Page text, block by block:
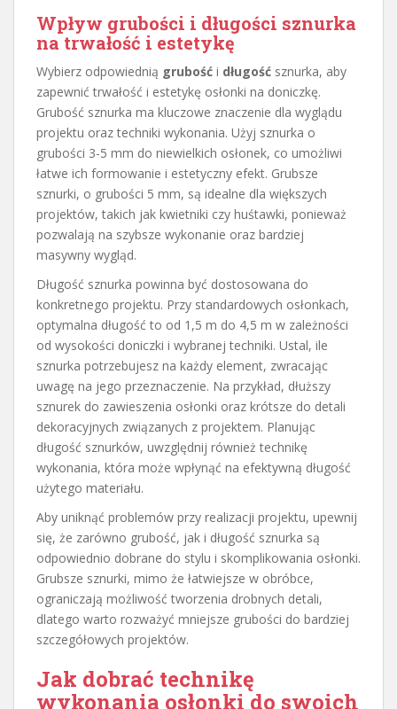
Wpływ grubości i długości sznurka
na trwałość i estetykę
Wybierz odpowiednią grubość i długość sznurka, aby
zapewnić trwałość i estetykę osłonki na doniczkę.
Grubość sznurka ma kluczowe znaczenie dla wyglądu
projektu oraz techniki wykonania. Użyj sznurka o
grubości 3-5 mm do niewielkich osłonek, co umożliwi
łatwe ich formowanie i estetyczny efekt. Grubsze
sznurki, o grubości 5 mm, są idealne dla większych
projektów, takich jak kwietniki czy huśtawki, ponieważ
pozwalają na szybsze wykonanie oraz bardziej
masywny wygląd.
Długość sznurka powinna być dostosowana do
konkretnego projektu. Przy standardowych osłonkach,
optymalna długość to od 1,5 m do 4,5 m w zależności
od wysokości doniczki i wybranej techniki. Ustal, ile
sznurka potrzebujesz na każdy element, zwracając
uwagę na jego przeznaczenie. Na przykład, dłuższy
sznurek do zawieszenia osłonki oraz krótsze do detali
dekoracyjnych związanych z projektem. Planując
długość sznurków, uwzględnij również technikę
wykonania, która może wpłynąć na efektywną długość
użytego materiału.
Aby uniknąć problemów przy realizacji projektu, upewnij
się, że zarówno grubość, jak i długość sznurka są
odpowiednio dobrane do stylu i skomplikowania osłonki.
Grubsze sznurki, mimo że łatwiejsze w obróbce,
ograniczają możliwość tworzenia drobnych detali,
dlatego warto rozważyć mniejsze grubości do bardziej
szczegółowych projektów.
Jak dobrać technikę
wykonania osłonki do swoich